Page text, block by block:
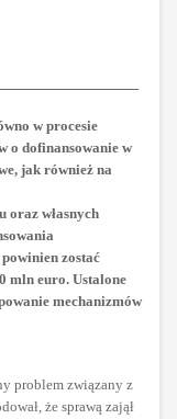
w procesie
o dofinansowanie w
jak również na
oraz własnych
zostać
mln euro. Ustalone
mechanizmów
problem związany z
że sprawą zajął